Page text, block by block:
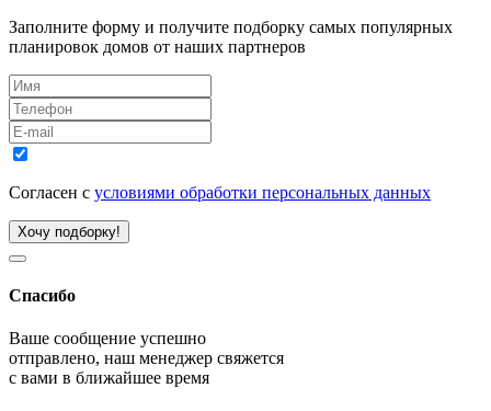
Заполните форму и получите подборку самых популярных
планировок домов от наших партнеров
Согласен с условиями обработки персональных данных
Хочу подборку!
Спасибо
Ваше сообщение успешно
отправлено, наш менеджер свяжется
с вами в ближайшее время